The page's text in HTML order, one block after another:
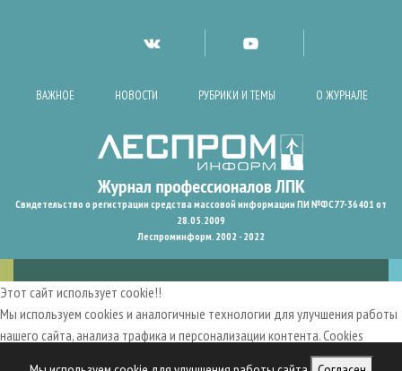
ВАЖНОЕ НОВОСТИ РУБРИКИ И ТЕМЫ О ЖУРНАЛЕ
Свидетельство о регистрации средства массовой информации ПИ №ФС77-36401 от
28.05.2009
Леспроминформ. 2002 - 2022
Этот сайт использует cookie!!
Мы используем cookies и аналогичные технологии для улучшения работы
нашего сайта, анализа трафика и персонализации контента. Cookies